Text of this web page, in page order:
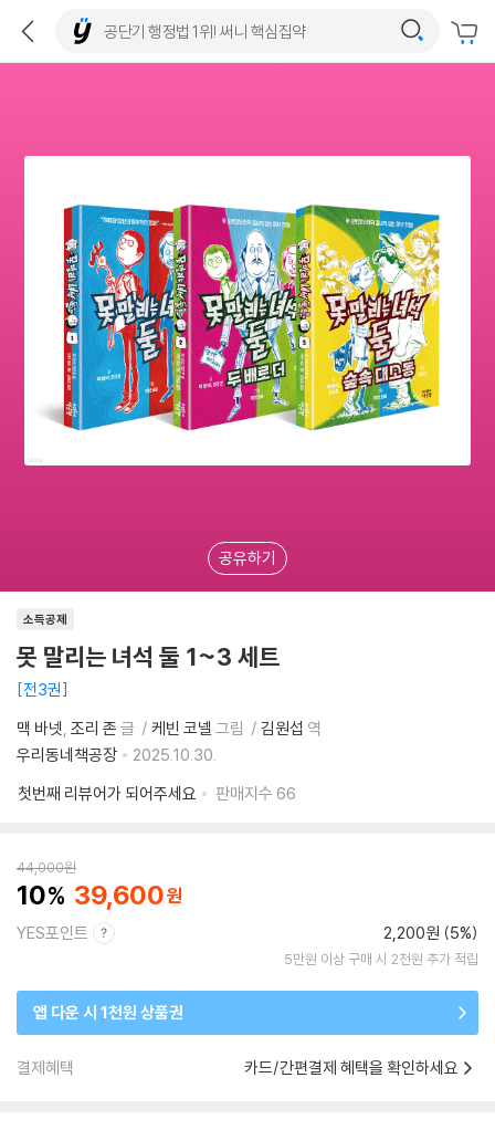
공유하기
소득공제
못 말리는 녀석 둘 1~3 세트
전3권
맥 바넷 조리 존 글 케빈 코넬 그림 김원섭 역
우리동네책공장
2025.10.30.
첫번째 리뷰어가 되어주세요
판매지수 66
44,000원
10 39,600
YES포인트 2,200원 (5%)
5만원 이상 구매 시 2천원 추가 적립
앱 다운 시 1천원 상품권
결제혜택 카드/간편결제 혜택을 확인하세요